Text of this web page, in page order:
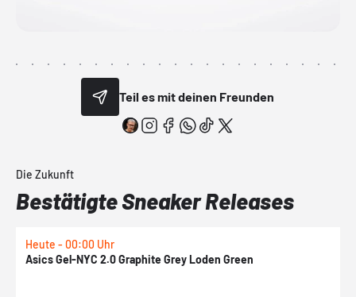
Teil es mit deinen Freunden
Die Zukunft
Bestätigte Sneaker Releases
Heute - 00:00 Uhr
Asics Gel-NYC 2.0 Graphite Grey Loden Green